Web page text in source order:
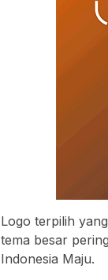
Logo terpilih
tema besar
Indonesia Maju.